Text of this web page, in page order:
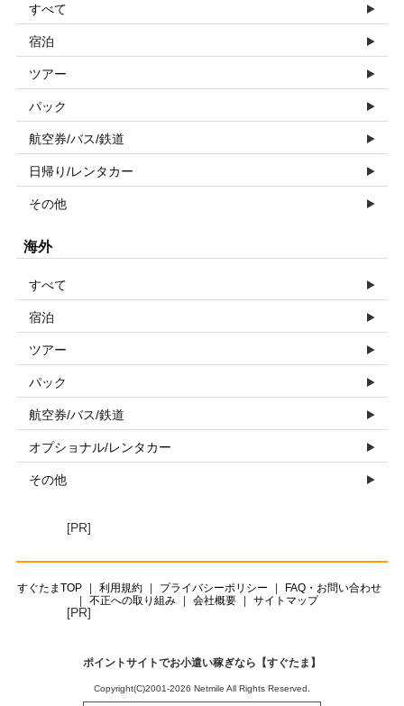
すべて
宿泊
ツアー
パック
航空券/バス/鉄道
日帰り/レンタカー
その他
海外
すべて
宿泊
ツアー
パック
航空券/バス/鉄道
オプショナル/レンタカー
その他
[PR]
すぐたまTOP 利用規約 プライバシーポリシー
FAQ・お問い合わせ
不正への取り組み
会社概要 サイトマップ
[PR]
ポイントサイトでお小遣い稼ぎなら【すぐたま】
Copyright(C)2001-2026 Netmile All Rights Reserved.